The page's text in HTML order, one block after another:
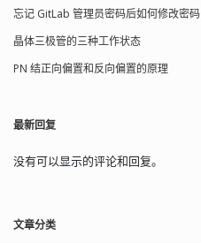
忘记 GitLab 管理员密码后如何修改密码
晶体三极管的三种工作状态
PN 结正向偏置和反向偏置的原理
最新回复
没有可以显示的评论和回复。
文章分类